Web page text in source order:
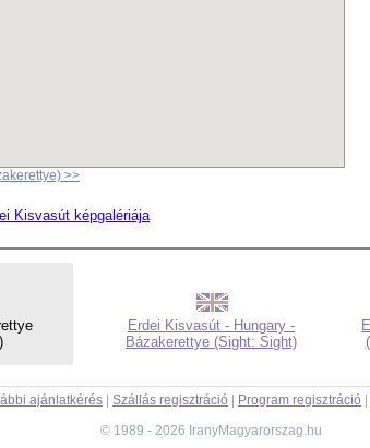
>>
Kisvasút képgalériája
Erdei Kisvasút - Hungary -
Bázakerettye (Sight: Sight)
ajánlatkérés Szállás regisztráció Program regisztráció
© 1989 - 2026 IranyMagyarorszag.hu